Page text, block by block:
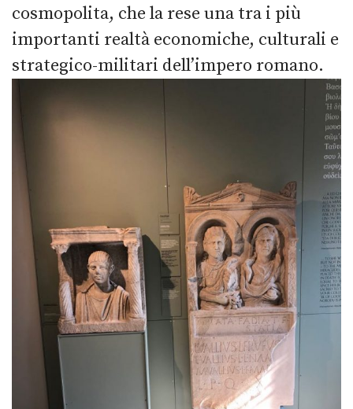
cosmopolita, che la rese una tra i più
importanti realtà economiche, culturali e
strategico-militari dell’impero romano.